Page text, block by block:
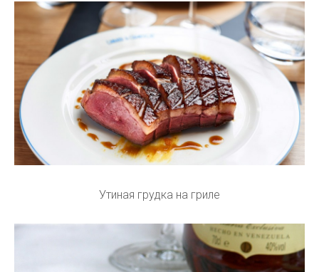
Утиная грудка на гриле